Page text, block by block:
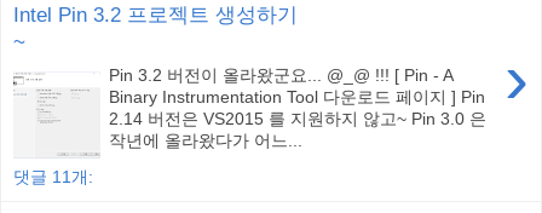
Intel Pin 3.2 프로젝트 생성하기
~
›
Pin 3.2 버전이 올라왔군요... @_@ !!! [ Pin - A
Binary Instrumentation Tool 다운로드 페이지 ] Pin
2.14 버전은 VS2015 를 지원하지 않고~ Pin 3.0 은
작년에 올라왔다가 어느...
댓글 11개: